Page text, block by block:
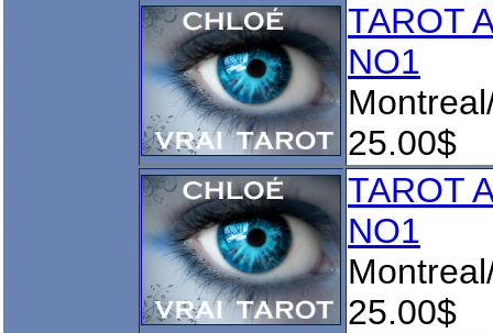
TAROT
NO1
25.00$
TAROT
NO1
25.00$